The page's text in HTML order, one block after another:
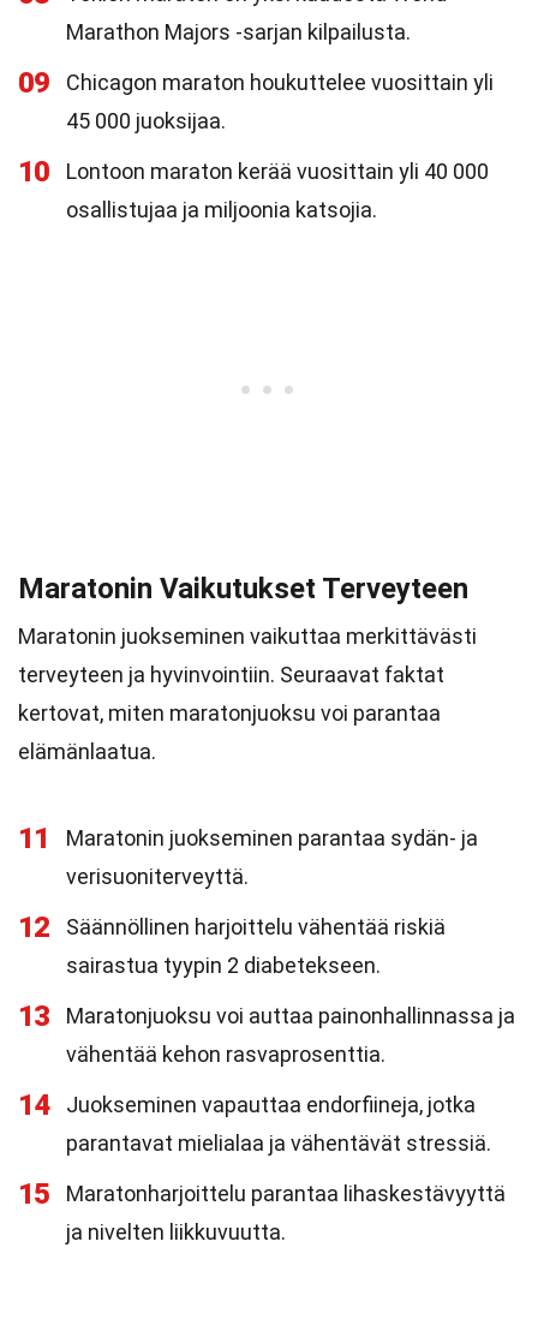
Marathon Majors -sarjan kilpailusta.
09
Chicagon maraton houkuttelee vuosittain yli
45 000 juoksijaa.
10
Lontoon maraton kerää vuosittain yli 40 000
osallistujaa ja miljoonia katsojia.
Maratonin Vaikutukset Terveyteen
Maratonin juokseminen vaikuttaa merkittävästi
terveyteen ja hyvinvointiin. Seuraavat faktat
kertovat, miten maratonjuoksu voi parantaa
elämänlaatua.
11
Maratonin juokseminen parantaa sydän- ja
verisuoniterveyttä.
12
Säännöllinen harjoittelu vähentää riskiä
sairastua tyypin 2 diabetekseen.
13
Maratonjuoksu voi auttaa painonhallinnassa ja
vähentää kehon rasvaprosenttia.
14
Juokseminen vapauttaa endorfiineja, jotka
parantavat mielialaa ja vähentävät stressiä.
15
Maratonharjoittelu parantaa lihaskestävyyttä
ja nivelten liikkuvuutta.